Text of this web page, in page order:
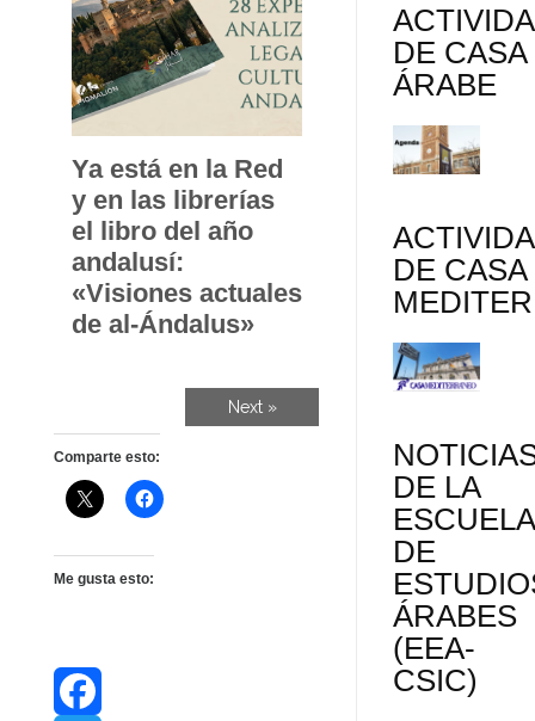
Ya está en la Red
y en las librerías
el libro del año
andalusí:
«Visiones actuales
de al-Ándalus»
Next »
Comparte esto:
Me gusta esto:
DE CASA
ÁRABE
DE CASA
DE LA
ESCUELA
DE
ÁRABES
(EEA-
CSIC)